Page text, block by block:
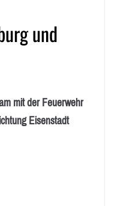
und
mit der Feuerwehr
Eisenstadt